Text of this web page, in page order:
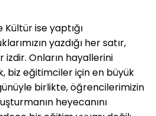
Kültür ise yaptığı
yazdığı her satır,
izdir. Onların hayallerini
biz eğitimciler için en büyük
birlikte, öğrencilerimizin
heyecanını